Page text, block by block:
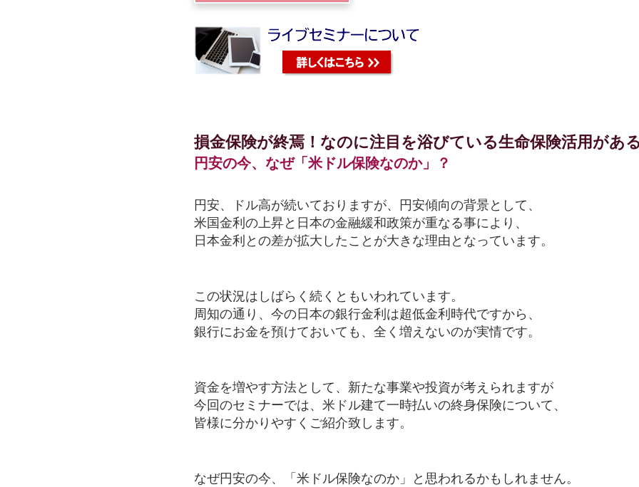
損金保険が終焉！なのに注目を浴びている生命保険活用がある
円安の今、なぜ「米ドル保険なのか」？
円安、ドル高が続いておりますが、円安傾向の背景として、
米国金利の上昇と日本の金融緩和政策が重なる事により、
日本金利との差が拡大したことが大きな理由となっています。
この状況はしばらく続くともいわれています。
周知の通り、今の日本の銀行金利は超低金利時代ですから、
銀行にお金を預けておいても、全く増えないのが実情です。
資金を増やす方法として、新たな事業や投資が考えられますが
今回のセミナーでは、米ドル建て一時払いの終身保険について、
皆様に分かりやすくご紹介致します。
なぜ円安の今、「米ドル保険なのか」と思われるかもしれません。